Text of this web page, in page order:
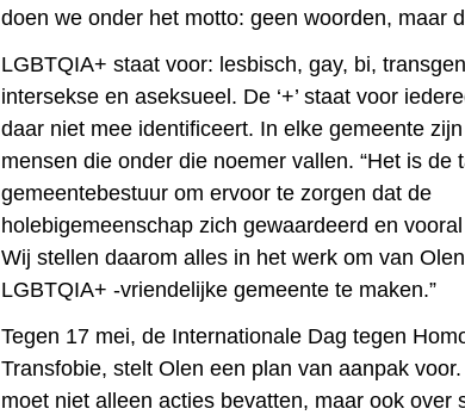
doen we onder het motto: geen woorden, maar
LGBTQIA+ staat voor: lesbisch, gay, bi,
intersekse en aseksueel. De ‘+’ staat voor
daar niet mee identificeert. In elke gemeente
mensen die onder die noemer vallen. “Het is de
gemeentebestuur om ervoor te zorgen dat de
holebigemeenschap zich gewaardeerd en
Wij stellen daarom alles in het werk om van
LGBTQIA+ -vriendelijke gemeente te maken.”
Tegen 17 mei, de Internationale Dag tegen
Transfobie, stelt Olen een plan van aanpak voor.
moet niet alleen acties bevatten, maar ook over